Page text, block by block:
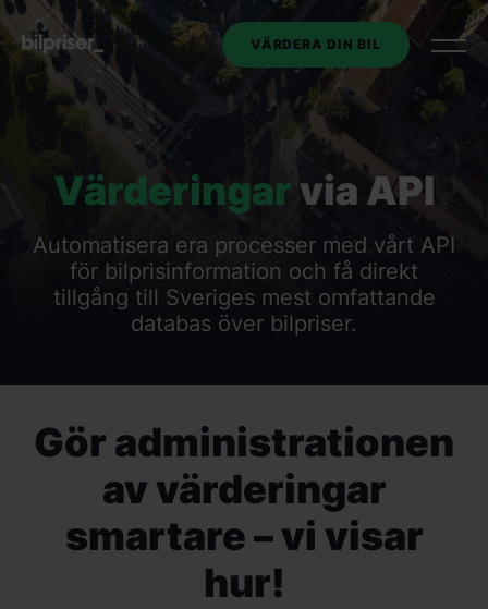
VÄRDERA DIN BIL
Utköp av tjänstebil
Företagstjänster
+
Bilmarknaden
Kontakt
VÄRDERA DIN BIL
Värderingarvia API
Automatisera era processer med vårt API
för bilprisinformation och få direkt
tillgång till Sveriges mest omfattande
databas över bilpriser.
Gör administrationen
av värderingar
smartare – vi visar
hur!